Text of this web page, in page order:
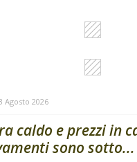
Agosto 2026
caldo e prezzi in
sono sotto...